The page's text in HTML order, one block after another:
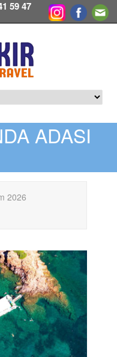
59 47
ADASI
2026